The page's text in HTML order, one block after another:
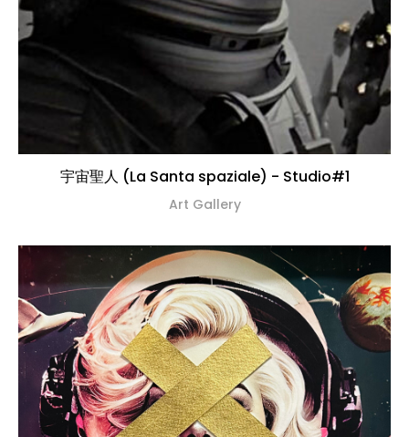
宇宙聖人 (La Santa spaziale) - Studio#1
Art Gallery